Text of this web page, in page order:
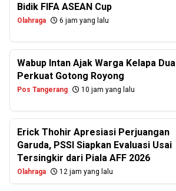
Bidik FIFA ASEAN Cup
Olahraga 6 jam yang lalu
Wabup Intan Ajak Warga Kelapa Dua
Perkuat Gotong Royong
Pos Tangerang 10 jam yang lalu
Erick Thohir Apresiasi Perjuangan
Garuda, PSSI Siapkan Evaluasi Usai
Tersingkir dari Piala AFF 2026
Olahraga 12 jam yang lalu